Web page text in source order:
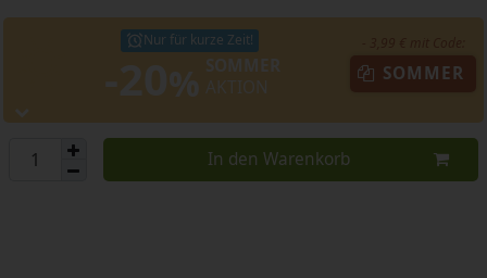
Nur für kurze Zeit!
SOMMER
In den Warenkorb